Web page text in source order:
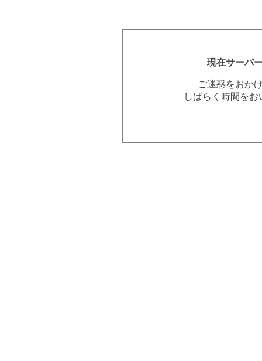
現在サーバ
ご迷惑をおか
しばらく時間を